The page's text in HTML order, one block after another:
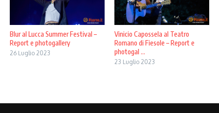
Blur al Lucca Summer Festival –
Report e photogallery
26 Luglio 2023
Vinicio Capossela al Teatro
Romano di Fiesole – Report e
photogal ...
23 Luglio 2023